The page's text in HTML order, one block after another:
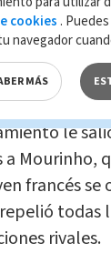
en la
los tres
le
a Mourinho,
francés se
todas
rivales.
cookies .
navegador
MÁS